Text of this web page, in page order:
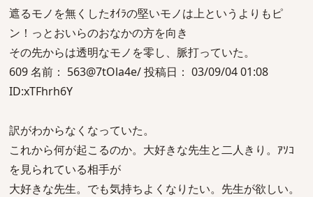
遮るモノを無くしたｵｲﾗの堅いモノは上というよりもピ
ン！っとおいらのおなかの方を向き
その先からは透明なモノを零し、脈打っていた。
609 名前： 563@7tOla4e/ 投稿日： 03/09/04 01:08
ID:xTFhrh6Y
訳がわからなくなっていた。
これから何が起こるのか。大好きな先生と二人きり。ｱｿｺ
を見られている相手が
大好きな先生。でも気持ちよくなりたい。先生が欲しい。